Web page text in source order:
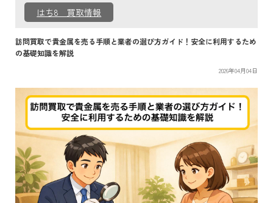
はち8 買取情報
訪問買取で貴金属を売る手順と業者の選び方ガイド！安全に利用するため
の基礎知識を解説
2026年04月04日